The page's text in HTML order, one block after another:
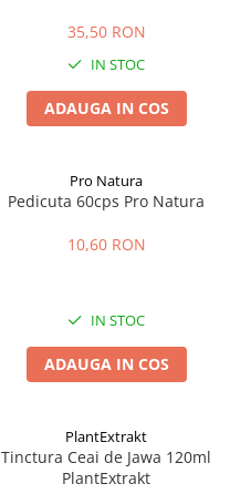
35,50 RON
IN STOC
ADAUGA IN COS
Pro Natura
Pedicuta 60cps Pro Natura
10,60 RON
IN STOC
ADAUGA IN COS
PlantExtrakt
Tinctura Ceai de Jawa 120ml
PlantExtrakt